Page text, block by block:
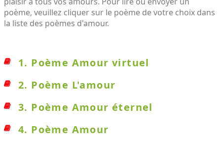
poème, veuillez cliquer sur le poème de votre choix dans
la liste des poèmes d'amour.
1. Poème Amour virtuel
2. Poème L'amour
3. Poème Amour éternel
4. Poème Amour